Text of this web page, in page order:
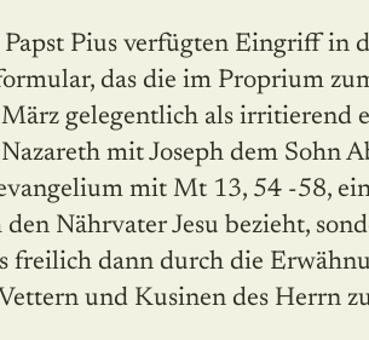
Pius verfügten Eingriff in
das die im Proprium
gelegentlich als irritierend
mit Joseph dem Sohn
mit Mt 13, 54 -58,
Nährvater Jesu bezieht,
freilich dann durch die
und Kusinen des Herrn